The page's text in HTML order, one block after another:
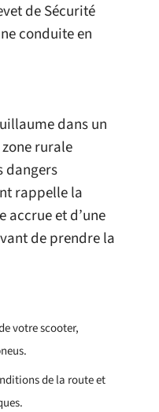
de Sécurité
conduite en
dans un
rurale
dangers
rappelle la
accrue et d’une
de prendre la
votre scooter,
de la route et